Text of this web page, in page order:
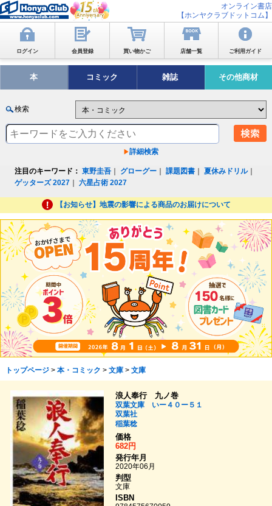
オンライン書店
【ホンヤクラブドットコム】
ログイン 会員登録 買い物かご 店舗一覧 ご利用ガイド
本 コミック 雑誌 その他商材
検索
詳細検索
注目のキーワード： 東野圭吾 グローグー ｜課題図書 ｜夏休みドリル｜
ゲッターズ 2027 ｜六星占術 2027
【お知らせ】地震の影響による商品のお届けについて
トップページ> 本・コミック > 文庫> 文庫
浪人奉行 九ノ巻
双葉文庫 いー４０ー５１
双葉社
稲葉稔
価格
682円
発行年月
2020年06月
判型
文庫
ISBN